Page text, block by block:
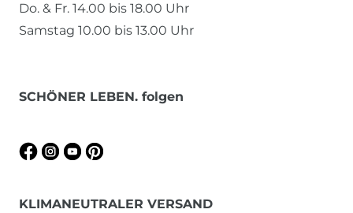
Do. & Fr. 14.00 bis 18.00 Uhr
Samstag 10.00 bis 13.00 Uhr
SCHÖNER LEBEN. folgen
KLIMANEUTRALER VERSAND